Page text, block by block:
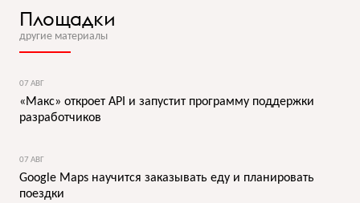
Площадки
другие материалы
07 АВГ
«Макс» откроет API и запустит программу поддержки
разработчиков
07 АВГ
Google Maps научится заказывать еду и планировать
поездки